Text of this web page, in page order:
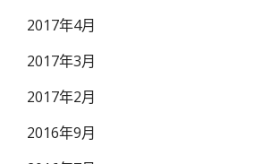
2017年4月
2017年3月
2017年2月
2016年9月